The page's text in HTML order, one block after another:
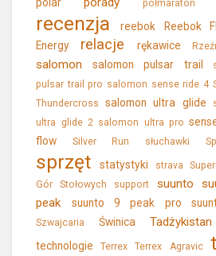
polar półmaraton
recenzja reebok
Reebok
Energy
relacje rękawice
salomon salomon pulsar trail
pulsar trail pro salomon sense ride 4
Thundercross
salomon ultra glide
ultra glide 2 salomon ultra pro
flow
Silver Run słuchawki
sprzęt statystyki strava
Gór Stołowych
support suunto
peak
suunto 9 peak pro
Szwajcaria Świnica Tadżykistan
technologie Terrex Terrex Agravic